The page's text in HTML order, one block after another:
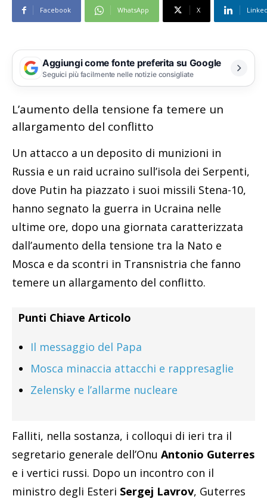
Facebook WhatsApp X
Aggiungi come fonte preferita su Google
Seguici più facilmente nelle notizie consigliate
L’aumento della tensione fa temere un
allargamento del conflitto
Un attacco a un deposito di munizioni in
Russia e un raid ucraino sull’isola dei Serpenti,
dove Putin ha piazzato i suoi missili Stena-10,
hanno segnato la guerra in Ucraina nelle
ultime ore, dopo una giornata caratterizzata
dall’aumento della tensione tra la Nato e
Mosca e da scontri in Transnistria che fanno
temere un allargamento del conflitto.
Punti Chiave Articolo
Il messaggio del Papa
Mosca minaccia attacchi e rappresaglie
Zelensky e l’allarme nucleare
Falliti, nella sostanza, i colloqui di ieri tra il
segretario generale dell’Onu Antonio Guterres
e i vertici russi. Dopo un incontro con il
ministro degli Esteri Sergej Lavrov, Guterres